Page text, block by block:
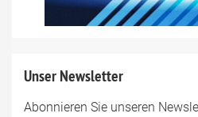
Unser Newsletter
Abonnieren Sie unseren